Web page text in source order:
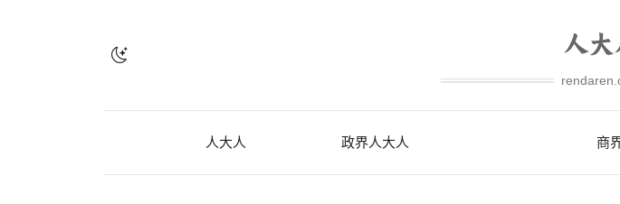
人大人 政界人大人 商